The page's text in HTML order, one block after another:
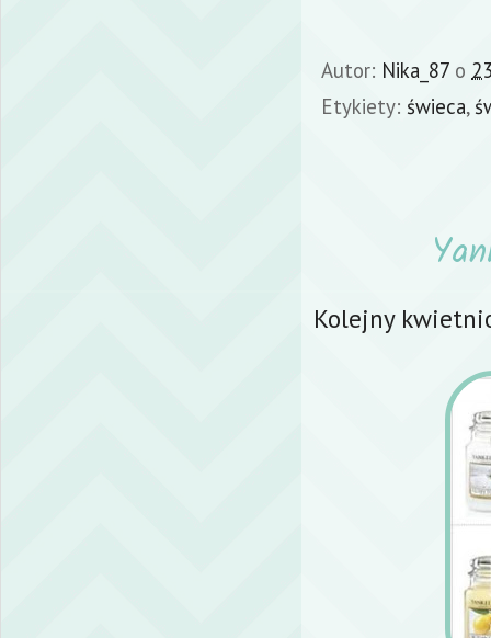
Autor: Nika_87 o
Etykiety: świeca,
Kolejny